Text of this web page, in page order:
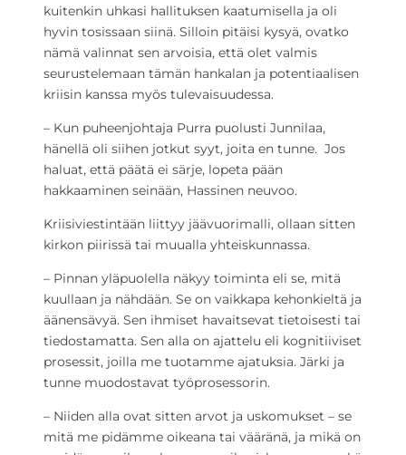
kuitenkin uhkasi hallituksen kaatumisella ja oli
hyvin tosissaan siinä. Silloin pitäisi kysyä, ovatko
nämä valinnat sen arvoisia, että olet valmis
seurustelemaan tämän hankalan ja potentiaalisen
kriisin kanssa myös tulevaisuudessa.
– Kun puheenjohtaja Purra puolusti Junnilaa,
hänellä oli siihen jotkut syyt, joita en tunne. Jos
haluat, että päätä ei särje, lopeta pään
hakkaaminen seinään, Hassinen neuvoo.
Kriisiviestintään liittyy jäävuorimalli, ollaan sitten
kirkon piirissä tai muualla yhteiskunnassa.
– Pinnan yläpuolella näkyy toiminta eli se, mitä
kuullaan ja nähdään. Se on vaikkapa kehonkieltä ja
äänensävyä. Sen ihmiset havaitsevat tietoisesti tai
tiedostamatta. Sen alla on ajattelu eli kognitiiviset
prosessit, joilla me tuotamme ajatuksia. Järki ja
tunne muodostavat työprosessorin.
– Niiden alla ovat sitten arvot ja uskomukset – se
mitä me pidämme oikeana tai vääränä, ja mikä on